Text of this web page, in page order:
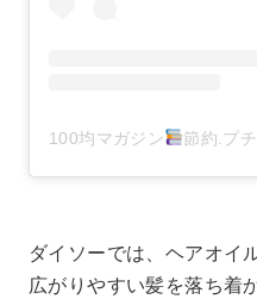
100均マガジン 節約.プチプラ.
ダイソーでは、ヘアオイ
広がりやすい髪を落ち着